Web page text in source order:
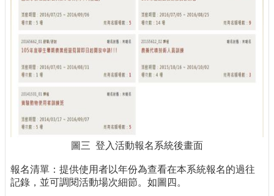
圖三 登入活動報名系統後畫面
報名清單：提供使用者以年份為查看在本系統報名的過往
記錄，並可調閱活動場次細節。如圖四。